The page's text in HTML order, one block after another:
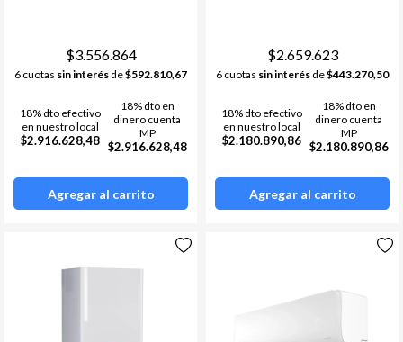
$3.556.864
6 cuotas sin interés de$592.810,67
18% dto efectivo
en nuestro local
$2.916.628,48
18% dto en
dinero cuenta
MP
$2.916.628,48
Agregar al carrito
$2.659.623
6 cuotas sin interés de$443.270,50
18% dto efectivo
en nuestro local
$2.180.890,86
18% dto en
dinero cuenta
MP
$2.180.890,86
Agregar al carrito